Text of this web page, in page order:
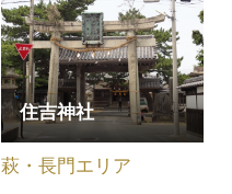
住吉神社
萩・長門エリア